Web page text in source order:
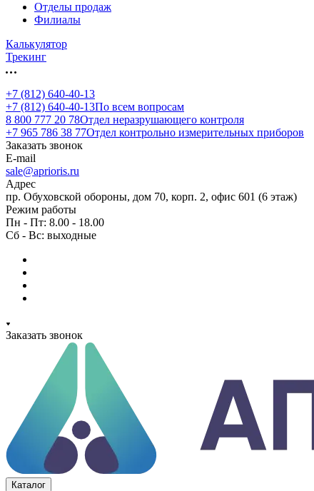
Отделы продаж
Филиалы
Калькулятор
Трекинг
+7 (812) 640-40-13
+7 (812) 640-40-13По всем вопросам
8 800 777 20 78Отдел неразрушающего контроля
+7 965 786 38 77Отдел контрольно измерительных приборов
Заказать звонок
E-mail
sale@aprioris.ru
Адрес
пр. Обуховской обороны, дом 70, корп. 2, офис 601 (6 этаж)
Режим работы
Пн - Пт: 8.00 - 18.00
Сб - Вс: выходные
Заказать звонок
Каталог